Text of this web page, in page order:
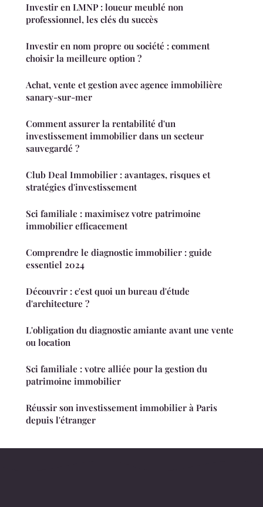
Investir en LMNP : loueur meublé non
professionnel, les clés du succès
Investir en nom propre ou société : comment
choisir la meilleure option ?
Achat, vente et gestion avec agence immobilière
sanary-sur-mer
Comment assurer la rentabilité d'un
investissement immobilier dans un secteur
sauvegardé ?
Club Deal Immobilier : avantages, risques et
stratégies d'investissement
Sci familiale : maximisez votre patrimoine
immobilier efficacement
Comprendre le diagnostic immobilier : guide
essentiel 2024
Découvrir : c'est quoi un bureau d'étude
d'architecture ?
L'obligation du diagnostic amiante avant une vente
ou location
Sci familiale : votre alliée pour la gestion du
patrimoine immobilier
Réussir son investissement immobilier à Paris
depuis l'étranger